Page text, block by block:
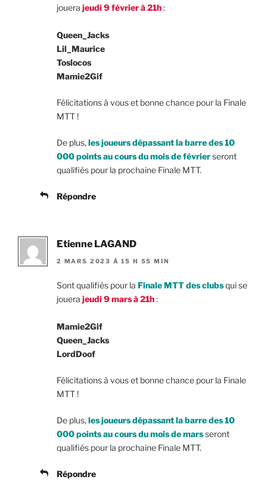
jouera jeudi 9 février à 21h:
Queen_Jacks
Lil_Maurice
Toslocos
Mamie2Gif
Félicitations à vous et bonne chance pour la Finale
MTT !
De plus,les joueurs dépassant la barre des 10
000 points au cours du mois de févrierseront
qualifiés pour la prochaine Finale MTT.
Répondre
Etienne LAGAND
2 MARS 2023 À 15 H 55 MIN
Sont qualifiés pour la Finale MTT des clubsqui se
jouera jeudi 9 mars à 21h:
Mamie2Gif
Queen_Jacks
LordDoof
Félicitations à vous et bonne chance pour la Finale
MTT !
De plus,les joueurs dépassant la barre des 10
000 points au cours du mois de marsseront
qualifiés pour la prochaine Finale MTT.
Répondre